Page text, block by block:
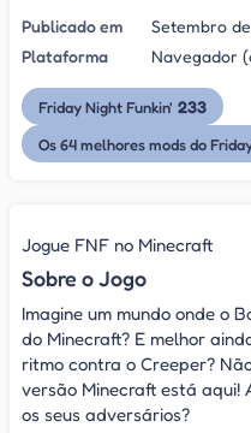
Publicado em
Setembro
Plataforma
Navegador
Friday Night Funkin' 233
Os 64 melhores mods do
Jogue FNF no Minecraft
Sobre o Jogo
Imagine um mundo onde o
do Minecraft? E melhor
ritmo contra o Creeper?
versão Minecraft está aqui!
os seus adversários?